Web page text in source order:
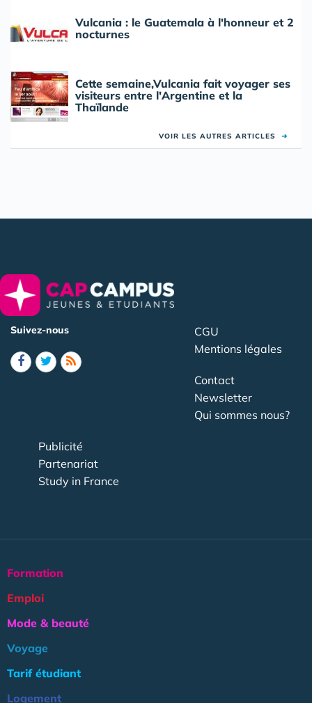
Vulcania : le Guatemala à l'honneur et 2
nocturnes
Cette semaine,Vulcania fait voyager ses
visiteurs entre l'Argentine et la
Thaïlande
VOIR LES AUTRES ARTICLES ➜
Suivez-nous
CGU
Mentions légales
Contact
Newsletter
Qui sommes nous?
Publicité
Partenariat
Study in France
Formation
Emploi
Mode & beauté
Voyage
Tarif étudiant
Logement